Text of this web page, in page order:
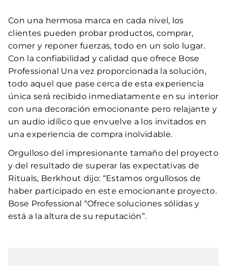
Con una hermosa marca en cada nivel, los
clientes pueden probar productos, comprar,
comer y reponer fuerzas, todo en un solo lugar.
Con la confiabilidad y calidad que ofrece Bose
Professional Una vez proporcionada la solución,
todo aquel que pase cerca de esta experiencia
única será recibido inmediatamente en su interior
con una decoración emocionante pero relajante y
un audio idílico que envuelve a los invitados en
una experiencia de compra inolvidable.
Orgulloso del impresionante tamaño del proyecto
y del resultado de superar las expectativas de
Rituals, Berkhout dijo: “Estamos orgullosos de
haber participado en este emocionante proyecto.
Bose Professional “Ofrece soluciones sólidas y
está a la altura de su reputación”.